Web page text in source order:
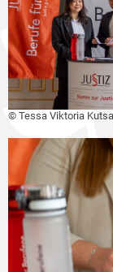
© Tessa Viktoria